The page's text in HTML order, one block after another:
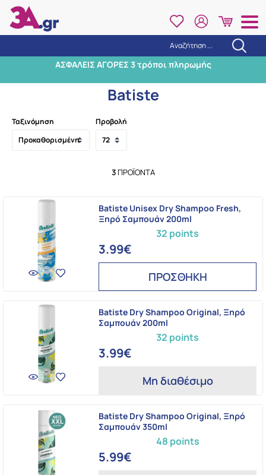
Αναζήτηση ...
ΑΣΦΑΛΕΙΣ ΑΓΟΡΕΣ 3 τρόποι πληρωμής
Αναζήτηση
Εταιρίες Batiste
Batiste
Ταξινόμηση Προβολή
3ΠΡΟΪΌΝΤΑ
32 points
Batiste Unisex Dry Shampoo Fresh,
Ξηρό Σαμπουάν 200ml
3.99€
ΠΡΟΣΘΗΚΗ
32 points
Batiste Dry Shampoo Original, Ξηρό
Σαμπουάν 200ml
3.99€
Μη διαθέσιμο
48 points
Batiste Dry Shampoo Original, Ξηρό
Σαμπουάν 350ml
5.99€